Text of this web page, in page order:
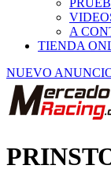
A
TIENDA
NUEVO